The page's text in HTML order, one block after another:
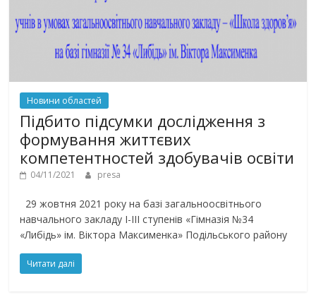
Новини областей
Підбито підсумки дослідження з
формування життєвих
компетентностей здобувачів освіти
04/11/2021 presa
29 жовтня 2021 року на базі загальноосвітнього
навчального закладу І-ІІІ ступенів «Гімназія №34
«Либідь» ім. Віктора Максименка» Подільського району
Читати далі